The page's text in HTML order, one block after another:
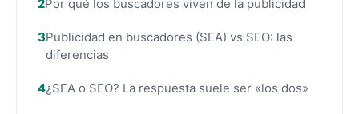
Por qué los buscadores viven de la publicidad
Publicidad en buscadores (SEA) vs SEO: las
diferencias
¿SEA o SEO? La respuesta suele ser «los dos»